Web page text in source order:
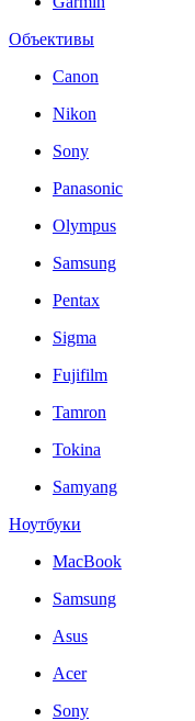
Объективы
Canon
Nikon
Sony
Panasonic
Olympus
Samsung
Pentax
Sigma
Fujifilm
Tamron
Tokina
Samyang
Ноутбуки
MacBook
Samsung
Asus
Acer
Sony